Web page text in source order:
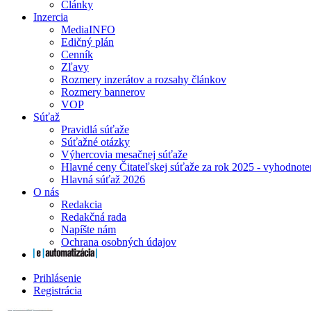
Články
Inzercia
MediaINFO
Edičný plán
Cenník
Zľavy
Rozmery inzerátov a rozsahy článkov
Rozmery bannerov
VOP
Súťaž
Pravidlá súťaže
Súťažné otázky
Výhercovia mesačnej súťaže
Hlavné ceny Čitateľskej súťaže za rok 2025 -
Hlavná súťaž 2026
O nás
Redakcia
Redakčná rada
Napíšte nám
Ochrana osobných údajov
Prihlásenie
Registrácia